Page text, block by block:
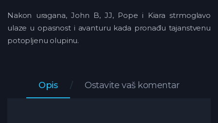
Nakon uragana, John B, JJ, Pope i Kiara strmoglavo
ulaze u opasnost i avanturu kada pronađu tajanstvenu
potopljenu olupinu.
Opis Ostavite vaš komentar